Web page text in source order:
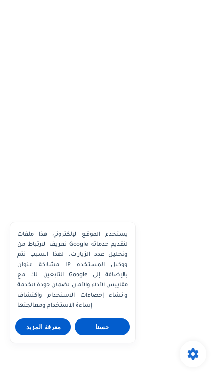
يستخدم الموقع الإلكتروني هذا ملفات
تعريف الارتباط من Google لتقديم خدماته
وتحليل عدد الزيارات. لهذا السبب تتم
مشاركة عنوان IP ووكيل المستخدم
التابعين لك مع Google بالإضافة إلى
مقاييس الأداء والأمان لضمان جودة الخدمة
وإنشاء إحصاءات الاستخدام واكتشاف
إساءة الاستخدام ومعالجتها.
معرفة المزيد حسنا